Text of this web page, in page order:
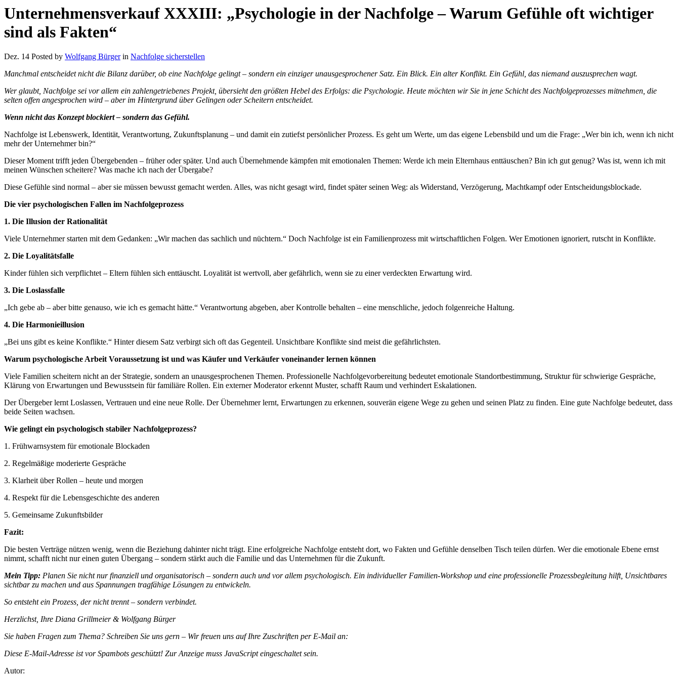
Unternehmensverkauf XXXIII: „Psychologie in der Nachfolge – Warum Gefühle oft wichtiger
sind als Fakten“
Dez. 14 Posted by Wolfgang Bürgerin Nachfolge sicherstellen
Manchmal entscheidet nicht die Bilanz darüber, ob eine Nachfolge gelingt – sondern ein einziger unausgesprochener Satz. Ein Blick. Ein alter Konflikt. Ein Gefühl, das niemand auszusprechen wagt.
Wer glaubt, Nachfolge sei vor allem ein zahlengetriebenes Projekt, übersieht den größten Hebel des Erfolgs: die Psychologie. Heute möchten wir Sie in jene Schicht des Nachfolgeprozesses mitnehmen, die
selten offen angesprochen wird – aber im Hintergrund über Gelingen oder Scheitern entscheidet.
Wenn nicht das Konzept blockiert – sondern das Gefühl.
Nachfolge ist Lebenswerk, Identität, Verantwortung, Zukunftsplanung – und damit ein zutiefst persönlicher Prozess. Es geht um Werte, um das eigene Lebensbild und um die Frage: „Wer bin ich, wenn ich nicht
mehr der Unternehmer bin?“
Dieser Moment trifft jeden Übergebenden – früher oder später. Und auch Übernehmende kämpfen mit emotionalen Themen: Werde ich mein Elternhaus enttäuschen? Bin ich gut genug? Was ist, wenn ich mit
meinen Wünschen scheitere? Was mache ich nach der Übergabe?
Diese Gefühle sind normal – aber sie müssen bewusst gemacht werden. Alles, was nicht gesagt wird, findet später seinen Weg: als Widerstand, Verzögerung, Machtkampf oder Entscheidungsblockade.
Die vier psychologischen Fallen im Nachfolgeprozess
1. Die Illusion der Rationalität
Viele Unternehmer starten mit dem Gedanken: „Wir machen das sachlich und nüchtern.“ Doch Nachfolge ist ein Familienprozess mit wirtschaftlichen Folgen. Wer Emotionen ignoriert, rutscht in Konflikte.
2. Die Loyalitätsfalle
Kinder fühlen sich verpflichtet – Eltern fühlen sich enttäuscht. Loyalität ist wertvoll, aber gefährlich, wenn sie zu einer verdeckten Erwartung wird.
3. Die Loslassfalle
„Ich gebe ab – aber bitte genauso, wie ich es gemacht hätte.“ Verantwortung abgeben, aber Kontrolle behalten – eine menschliche, jedoch folgenreiche Haltung.
4. Die Harmonieillusion
„Bei uns gibt es keine Konflikte.“ Hinter diesem Satz verbirgt sich oft das Gegenteil. Unsichtbare Konflikte sind meist die gefährlichsten.
Warum psychologische Arbeit Voraussetzung ist und was Käufer und Verkäufer voneinander lernen können
Viele Familien scheitern nicht an der Strategie, sondern an unausgesprochenen Themen. Professionelle Nachfolgevorbereitung bedeutet emotionale Standortbestimmung, Struktur für schwierige Gespräche,
Klärung von Erwartungen und Bewusstsein für familiäre Rollen. Ein externer Moderator erkennt Muster, schafft Raum und verhindert Eskalationen.
Der Übergeber lernt Loslassen, Vertrauen und eine neue Rolle. Der Übernehmer lernt, Erwartungen zu erkennen, souverän eigene Wege zu gehen und seinen Platz zu finden. Eine gute Nachfolge bedeutet, dass
beide Seiten wachsen.
Wie gelingt ein psychologisch stabiler Nachfolgeprozess?
1. Frühwarnsystem für emotionale Blockaden
2. Regelmäßige moderierte Gespräche
3. Klarheit über Rollen – heute und morgen
4. Respekt für die Lebensgeschichte des anderen
5. Gemeinsame Zukunftsbilder
Fazit:
Die besten Verträge nützen wenig, wenn die Beziehung dahinter nicht trägt. Eine erfolgreiche Nachfolge entsteht dort, wo Fakten und Gefühle denselben Tisch teilen dürfen. Wer die emotionale Ebene ernst
nimmt, schafft nicht nur einen guten Übergang – sondern stärkt auch die Familie und das Unternehmen für die Zukunft.
Mein Tipp: Planen Sie nicht nur finanziell und organisatorisch – sondern auch und vor allem psychologisch. Ein individueller Familien-Workshop und eine professionelle Prozessbegleitung hilft, Unsichtbares
sichtbar zu machen und aus Spannungen tragfähige Lösungen zu entwickeln.
So entsteht ein Prozess, der nicht trennt – sondern verbindet.
Herzlichst, Ihre Diana Grillmeier & Wolfgang Bürger
Sie haben Fragen zum Thema? Schreiben Sie uns gern – Wir freuen uns auf Ihre Zuschriften per E-Mail an:
Diese E-Mail-Adresse ist vor Spambots geschützt! Zur Anzeige muss JavaScript eingeschaltet sein.
Autor: